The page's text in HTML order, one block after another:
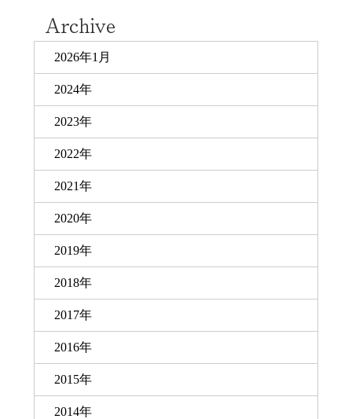
2026年1月
2024年
2023年
2022年
2021年
2020年
2019年
2018年
2017年
2016年
2015年
2014年